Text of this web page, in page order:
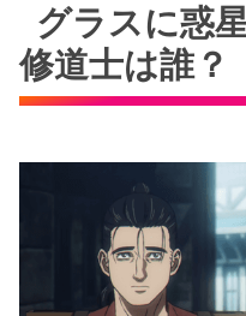
グラスに惑
修道士は誰？